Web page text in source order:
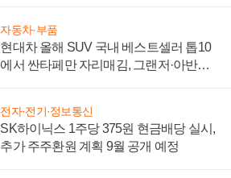
자동차·부품
현대차 올해 SUV 국내 베스트셀러 톱10
에서 싼타페만 자리매김, 그랜저·아반떼
전자·전기·정보통신
SK하이닉스 1주당 375원 현금배당 실시,
추가 주주환원 계획 9월 공개 예정